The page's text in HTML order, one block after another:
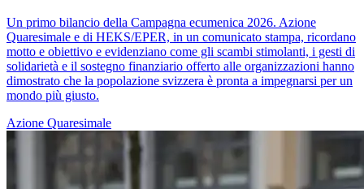
Un primo bilancio della Campagna ecumenica 2026. Azione
Quaresimale e di HEKS/EPER, in un comunicato stampa, ricordano
motto e obiettivo e evidenziano come gli scambi stimolanti, i gesti di
solidarietà e il sostegno finanziario offerto alle organizzazioni hanno
dimostrato che la popolazione svizzera è pronta a impegnarsi per un
mondo più giusto.
Azione Quaresimale